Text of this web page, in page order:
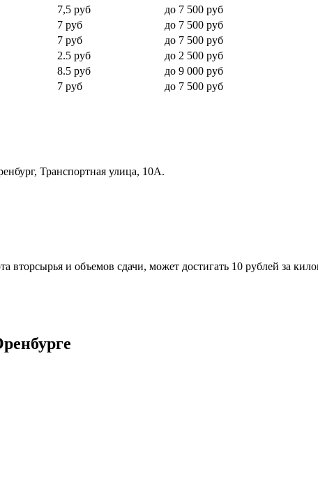
7,5 руб
до 7 500 руб
7 руб
до 7 500 руб
7 руб
до 7 500 руб
2.5 руб
до 2 500 руб
8.5 руб
до 9 000 руб
7 руб до 7 500 руб
Транспортная улица, 10А.
вторсырья и объемов сдачи, может достигать 10 рублей за